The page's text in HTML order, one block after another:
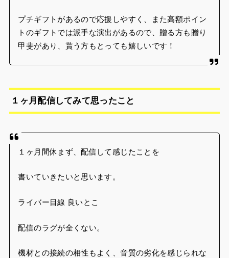
プチギフトがあるので応援しやすく、また高額ポイン
トのギフトでは派手な演出があるので、贈る方も贈り
甲斐があり、貰う方もとっても嬉しいです！
１ヶ月配信してみて思ったこと
１ヶ月間休まず、配信して感じたことを
書いていきたいと思います。
ライバー目線 良いとこ
配信のラグが全くない。
機材との接続の相性もよく、音質の劣化を感じられな